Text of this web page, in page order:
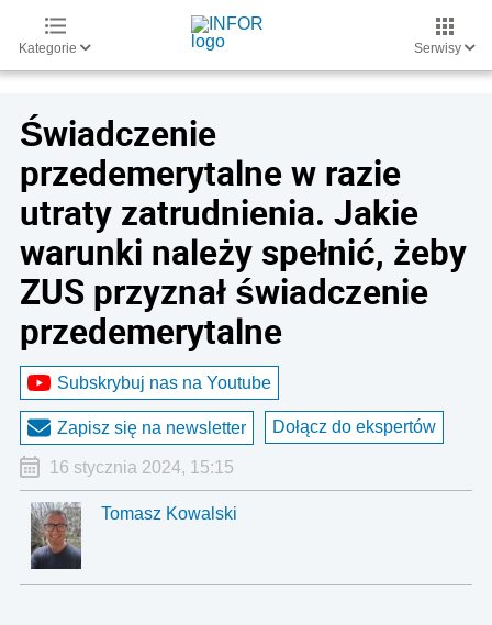
Kategorie Serwisy
Świadczenie
przedemerytalne w razie
utraty zatrudnienia. Jakie
warunki należy spełnić, żeby
ZUS przyznał świadczenie
przedemerytalne
Subskrybuj nas na Youtube
Zapisz się na newsletter Dołącz do ekspertów
16 stycznia 2024, 15:15
Tomasz Kowalski